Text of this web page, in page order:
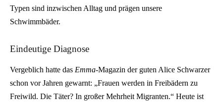
Typen sind inzwischen Alltag und prägen unsere
Schwimmbäder.
Eindeutige Diagnose
Vergeblich hatte das Emma-Magazin der guten Alice Schwarzer
schon vor Jahren gewarnt: „Frauen werden in Freibädern zu
Freiwild. Die Täter? In großer Mehrheit Migranten.“ Heute ist